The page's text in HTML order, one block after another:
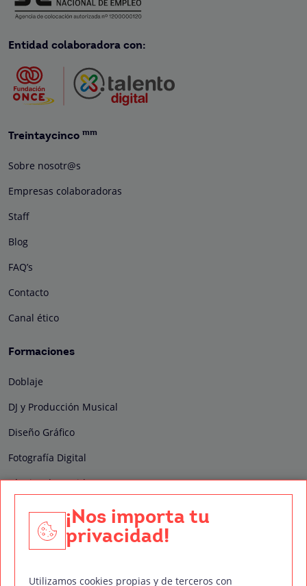
Entidad colaboradora con:
Treintaycinco mm
Sobre nosotr@s
Empresas colaboradoras
Staff
Blog
FAQ’s
Contacto
Canal ético
Formaciones
Doblaje
DJ y Producción Musical
Diseño Gráfico
Fotografía Digital
Técnico de Sonido
Edición y Postproducción de Vídeo
Nuestros sellos de calidad
¡Nos importa tu
privacidad!
Utilizamos cookies propias y de terceros con